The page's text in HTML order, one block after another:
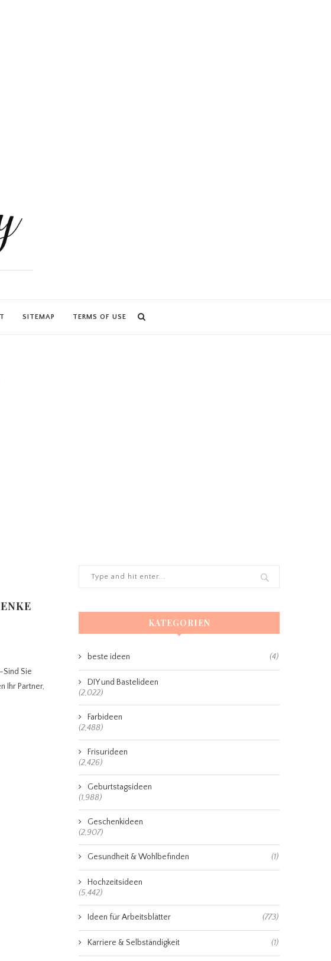
SITEMAP TERMS OF USE
Sie
Ihr Partner,
KATEGORIEN
beste ideen (4)
DIY und Bastelideen
(2,022)
Farbideen
(2,488)
Frisurideen
(2,426)
Geburtstagsideen
(1,988)
Geschenkideen
(2,907)
Gesundheit & Wohlbefinden (1)
Hochzeitsideen
(5,442)
Ideen für Arbeitsblätter (773)
Karriere & Selbständigkeit (1)